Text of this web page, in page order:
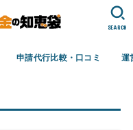
申請代行比較・口コミ 運
SEARCH